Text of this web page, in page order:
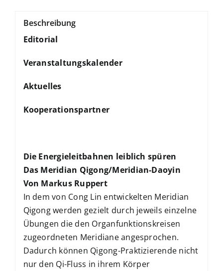
Beschreibung
Editorial
Veranstaltungskalender
Aktuelles
Kooperationspartner
Die Energieleitbahnen leiblich spüren
Das Meridian Qigong/Meridian-Daoyin
Von Markus Ruppert
In dem von Cong Lin entwickelten Meridian
Qigong werden gezielt durch jeweils einzelne
Übungen die den Organfunktionskreisen
zugeordneten Meridiane angesprochen.
Dadurch können Qigong-Praktizierende nicht
nur den Qi-Fluss in ihrem Körper